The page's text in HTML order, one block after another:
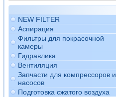
NEW FILTER
Аспирация
Фильтры для покрасочной
камеры
Гидравлика
Вентиляция
Запчасти для компрессоров и
насосов
Подготовка сжатого воздуха